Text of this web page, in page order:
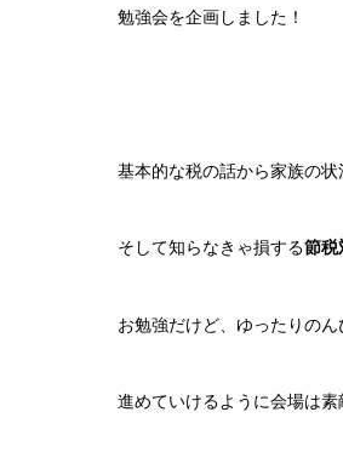
勉強会を企画しました！
基本的な税の話から家族の
そして知らなきゃ損する節税
お勉強だけど、ゆったりの
進めていけるように会場は素